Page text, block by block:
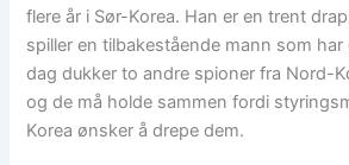
flere år i Sør-Korea. Han er en trent
spiller en tilbakestående mann som har
dag dukker to andre spioner fra Nord-
og de må holde sammen fordi
Korea ønsker å drepe dem.